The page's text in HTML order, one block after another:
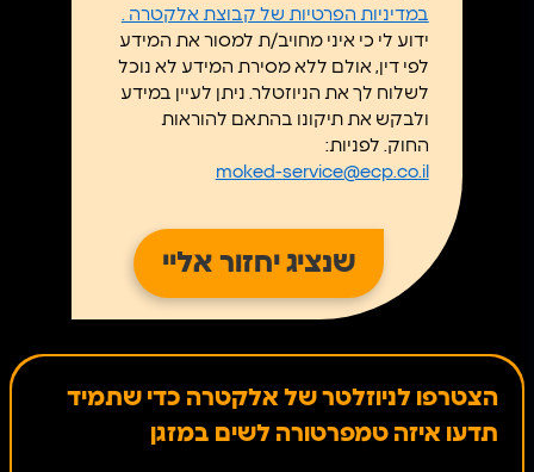
03-6787888
אור ליהי תכנון וביצ' מא
בעמ
איזור תעשיה דשנים, קרית אתא
1700553399
נווט
במדיניות הפרטיות של קבוצת אלקטרה .
ידוע לי כי איני מחויב/ת למסור את המידע
לפי דין, אולם ללא מסירת המידע לא נוכל
לשלוח לך את הניוזטלר. ניתן לעיין במידע
ולבקש את תיקונו בהתאם להוראות
החוק. לפניות:
moked-service@ecp.co.il
הצטרפו לניוזלטר של אלקטרה כדי שתמיד
תדעו איזה טמפרטורה לשים במזגן